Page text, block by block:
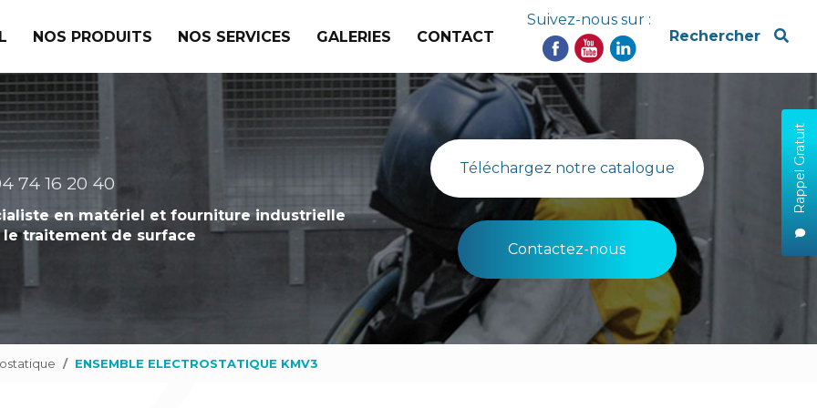
x
Rappel Gratuit
NOS PRODUITS NOS SERVICES GALERIES CONTACT
Suivez-nous sur :
Rechercher
74 16 20 40
en matériel et fourniture industrielle
le traitement de surface
Téléchargez notre catalogue
Contactez-nous
ENSEMBLE ELECTROSTATIQUE KMV3